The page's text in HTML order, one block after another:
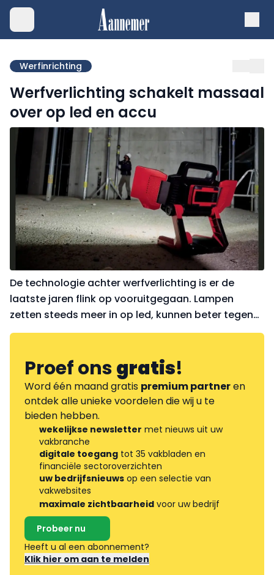
Werfinrichting
Werfverlichting schakelt massaal
over op led en accu
De technologie achter werfverlichting is er de
laatste jaren flink op vooruitgegaan. Lampen
zetten steeds meer in op led, kunnen beter tegen
een stootje, en de accu’s die ze aandrijven gaan
Proef onsgratis!
Word één maand gratis premium partneren
ontdek alle unieke voordelen die wij u te
bieden hebben.
wekelijkse newsletter met nieuws uit uw
vakbranche
digitale toegang tot 35 vakbladen en
financiële sectoroverzichten
uw bedrijfsnieuws op een selectie van
vakwebsites
maximale zichtbaarheid voor uw bedrijf
Probeer nu
Heeft u al een abonnement?
Klik hier om aan te melden